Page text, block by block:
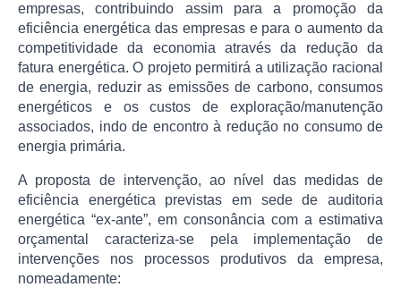
empresas, contribuindo assim para a promoção da
eficiência energética das empresas e para o aumento da
competitividade da economia através da redução da
fatura energética. O projeto permitirá a utilização racional
de energia, reduzir as emissões de carbono, consumos
energéticos e os custos de exploração/manutenção
associados, indo de encontro à redução no consumo de
energia primária.
A proposta de intervenção, ao nível das medidas de
eficiência energética previstas em sede de auditoria
energética “ex-ante”, em consonância com a estimativa
orçamental caracteriza-se pela implementação de
intervenções nos processos produtivos da empresa,
nomeadamente: